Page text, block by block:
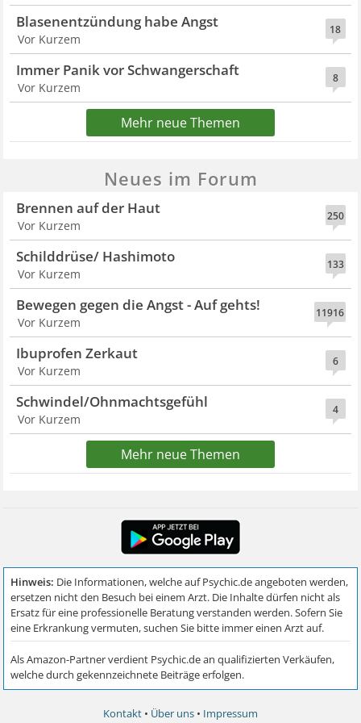
18
Blasenentzündung habe Angst
Vor Kurzem
8
Immer Panik vor Schwangerschaft
Vor Kurzem
Mehr neue Themen
Neues im Forum
250
Brennen auf der Haut
Vor Kurzem
133
Schilddrüse/ Hashimoto
Vor Kurzem
11916
Bewegen gegen die Angst - Auf gehts!
Vor Kurzem
6
Ibuprofen Zerkaut
Vor Kurzem
4
Schwindel/Ohnmachtsgefühl
Vor Kurzem
Mehr neue Themen
Kontakt • Über uns • Impressum